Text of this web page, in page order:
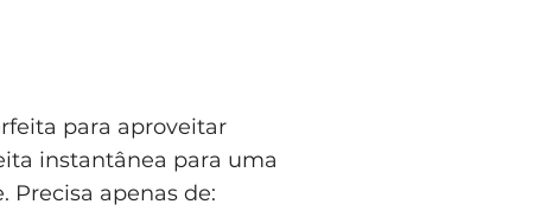
para aproveitar
instantânea para uma
Precisa apenas de: